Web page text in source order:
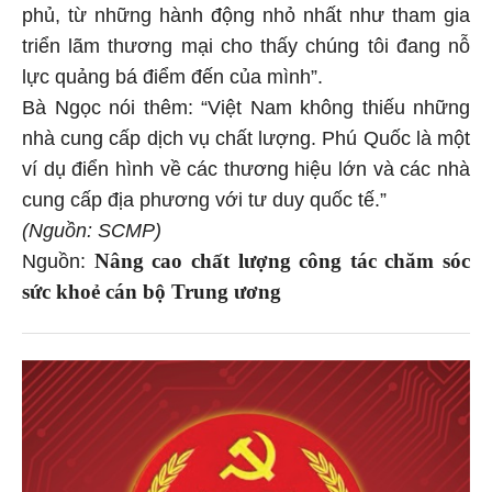
phủ, từ những hành động nhỏ nhất như tham gia
triển lãm thương mại cho thấy chúng tôi đang nỗ
lực quảng bá điểm đến của mình”.
Bà Ngọc nói thêm: “Việt Nam không thiếu những
nhà cung cấp dịch vụ chất lượng. Phú Quốc là một
ví dụ điển hình về các thương hiệu lớn và các nhà
cung cấp địa phương với tư duy quốc tế.”
(Nguồn: SCMP)
Nguồn: Nâng cao chất lượng công tác chăm sóc
sức khoẻ cán bộ Trung ương